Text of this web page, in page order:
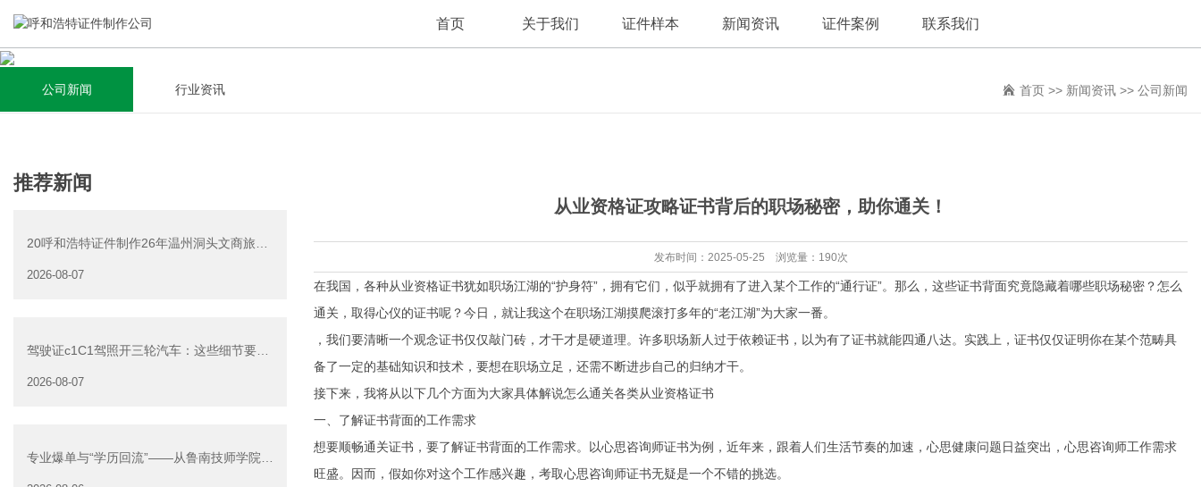
首页 关于我们
关于我们
集研发，设计，制造，安装于一体，多元化的定制需求，为上
千家企业提供过专业定制服务！
查看详情
证件样本 新闻资讯
新闻资讯
全自动流水线规模化生产，准时按期交货，年生产能力超过
40W万方米以上，拥有遍布全国的商务合作伙伴和较为完善的
查看详情
证件案例 联系我们
公司新闻 行业资讯 首页 >> 新闻资讯 >> 公司新闻
推荐新闻
20呼和浩特证件制作26年温州洞头文商旅游
2026-08-07
驾驶证c1C1驾照开三轮汽车：这些细节要注
2026-08-07
专业爆单与“学历回流”——从鲁南技师学院透
从业资格证攻略证书背后的职场秘密，助你通关！
发布时间：2025-05-25 浏览量：190次
在我国，各种从业资格证书犹如职场江湖的“护身符”，拥有它们，似乎就拥有了进入某个工作的“通行证”。那么，这些证书背面究竟隐藏着哪些职场秘密？怎么
通关，取得心仪的证书呢？今日，就让我这个在职场江湖摸爬滚打多年的“老江湖”为大家一番。
，我们要清晰一个观念证书仅仅敲门砖，才干才是硬道理。许多职场新人过于依赖证书，以为有了证书就能四通八达。实践上，证书仅仅证明你在某个范畴具
备了一定的基础知识和技术，要想在职场立足，还需不断进步自己的归纳才干。
接下来，我将从以下几个方面为大家具体解说怎么通关各类从业资格证书
一、了解证书背面的工作需求
想要顺畅通关证书，要了解证书背面的工作需求。以心思咨询师证书为例，近年来，跟着人们生活节奏的加速，心思健康问题日益突出，心思咨询师工作需求
旺盛。因而，假如你对这个工作感兴趣，考取心思咨询师证书无疑是一个不错的挑选。